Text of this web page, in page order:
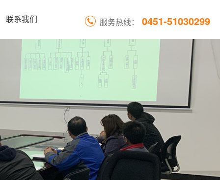
服务热线： 0451-51030299
联系我们